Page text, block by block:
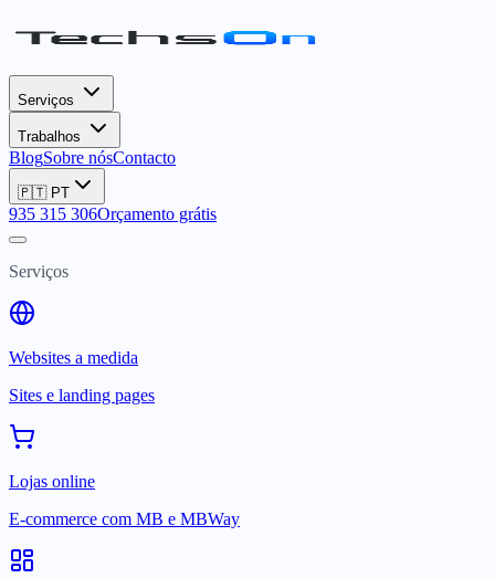
Serviços
Trabalhos
BlogSobre nósContacto
🇵🇹 PT
935 315 306Orçamento grátis
Serviços
Websites a medida
Sites e landing pages
Lojas online
E-commerce com MB e MBWay